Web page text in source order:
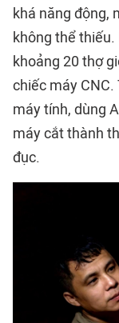
khá năng động,
không thể
khoảng 20 thợ
chiếc máy
máy tính, dùng
máy cắt thành
đục.